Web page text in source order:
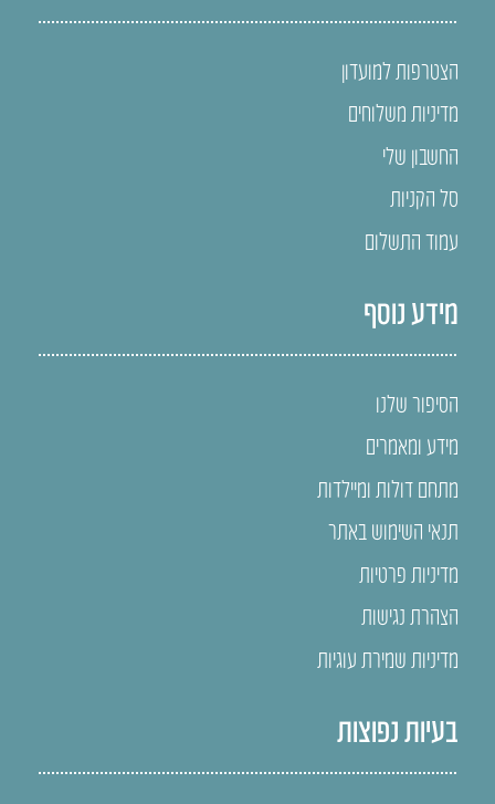
הצטרפות למועדון
מדיניות משלוחים
החשבון שלי
סל הקניות
עמוד התשלום
מידע נוסף
הסיפור שלנו
מידע ומאמרים
מתחם דולות ומיילדות
תנאי השימוש באתר
מדיניות פרטיות
הצהרת נגישות
מדיניות שמירת עוגיות
בעיות נפוצות